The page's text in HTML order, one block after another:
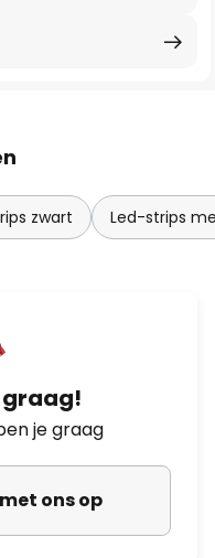
zwart Led-strips
graag!
je graag
ons op